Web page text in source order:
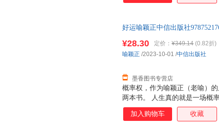
好运喻颖正中信出版社
概率权，作为喻颖正（老喻）
两本书。 人生真的就是一场概
大，迄今只发现在小小的地球
短几十年间相逢 ；世界上有那
¥28.30 定价： ¥349.14 (0.82折)
墨香图书专营店
喻颖正 /2023-10-01 /中信出版社
加入购物车 收藏